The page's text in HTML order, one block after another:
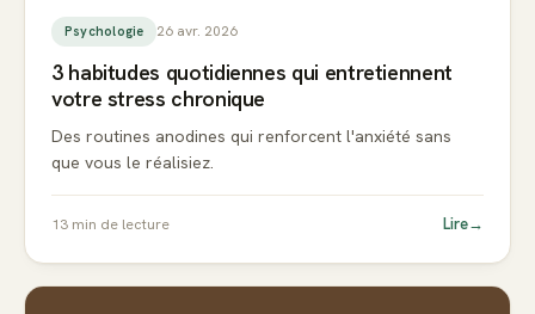
Psychologie 26 avr. 2026
3 habitudes quotidiennes qui entretiennent
votre stress chronique
Des routines anodines qui renforcent l'anxiété sans
que vous le réalisiez.
13 min de lecture Lire→